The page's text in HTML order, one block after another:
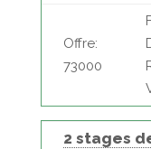
Offre:
73000
2 stages